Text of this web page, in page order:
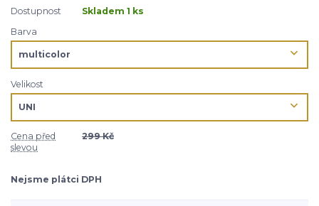
Dostupnost
Skladem 1 ks
Barva
Velikost
Cena před
slevou
299 Kč
Nejsme plátci DPH